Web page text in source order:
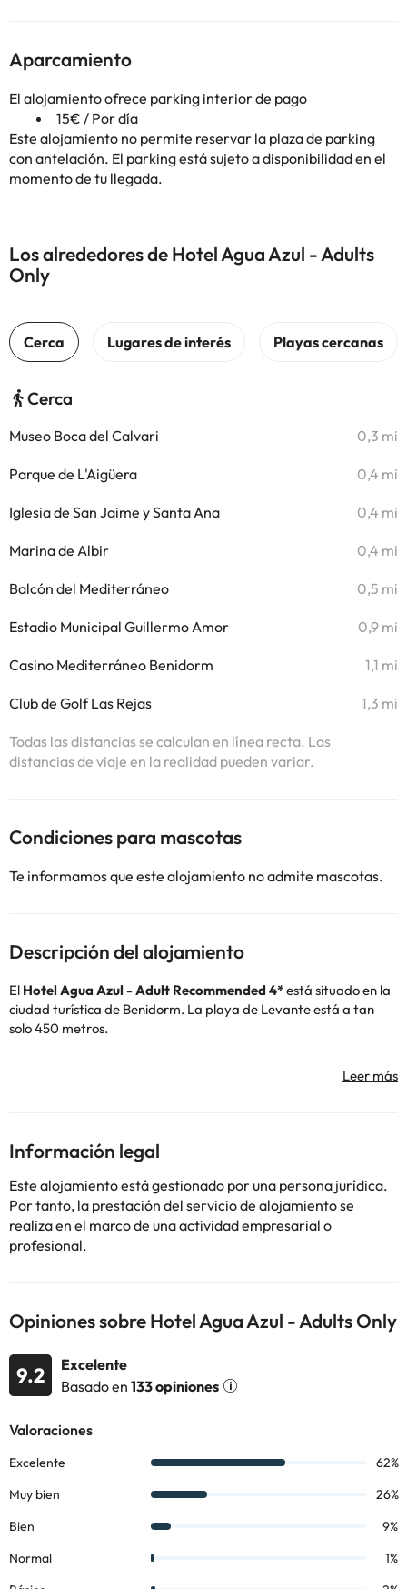
Aparcamiento
El alojamiento ofrece parking interior de pago
15€ / Por día
Este alojamiento no permite reservar la plaza de parking
con antelación. El parking está sujeto a disponibilidad en el
momento de tu llegada.
Los alrededores de Hotel Agua Azul - Adults
Only
Cerca
Museo Boca del Calvari 0,3 mi
Parque de L'Aigüera 0,4 mi
Iglesia de San Jaime y Santa Ana 0,4 mi
Marina de Albir 0,4 mi
Balcón del Mediterráneo 0,5 mi
Estadio Municipal Guillermo Amor 0,9 mi
Casino Mediterráneo Benidorm 1,1 mi
Club de Golf Las Rejas 1,3 mi
Todas las distancias se calculan en línea recta. Las
distancias de viaje en la realidad pueden variar.
Condiciones para mascotas
Te informamos que este alojamiento no admite mascotas.
Descripción del alojamiento
El Hotel Agua Azul - Adult Recommended 4*está situado en la
ciudad turística de Benidorm. La playa de Levante está a tan
solo 450 metros.
El hotel cuenta con una nueva gestión y con una recepción 24
horas, para atenderte siempre que lo necesites, conexión wifi
Las habitaciones disponen de aire acondicionado y calefacción,
conexión wifi gratuita, televisión, teléfono, mesa-escritorio, caja
fuerte gratuita y un baño completo con ducha, secador de pelo y
amenitites.
Reserva ya en el Hotel Agua Azul - Adult Recommended 4*
disfruta de unos días con tu pareja.
Algunos de los servicios detallados pueden ser de pago. Puedes
información de esta ficha está sujeta a cambios por parte del
alojamiento. Si tienes dudas, contáctanos.
Información legal
Este alojamiento está gestionado por una persona jurídica.
Por tanto, la prestación del servicio de alojamiento se
realiza en el marco de una actividad empresarial o
profesional.
Opiniones sobre Hotel Agua Azul - Adults Only
9.2
Excelente
Basado en 133 opiniones